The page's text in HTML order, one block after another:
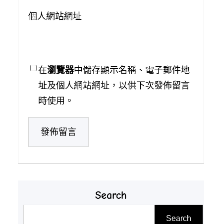
個人網站網址
在瀏覽器中儲存顯示名稱、電子郵件地
址及個人網站網址，以供下次發佈留言
時使用。
Search
Search